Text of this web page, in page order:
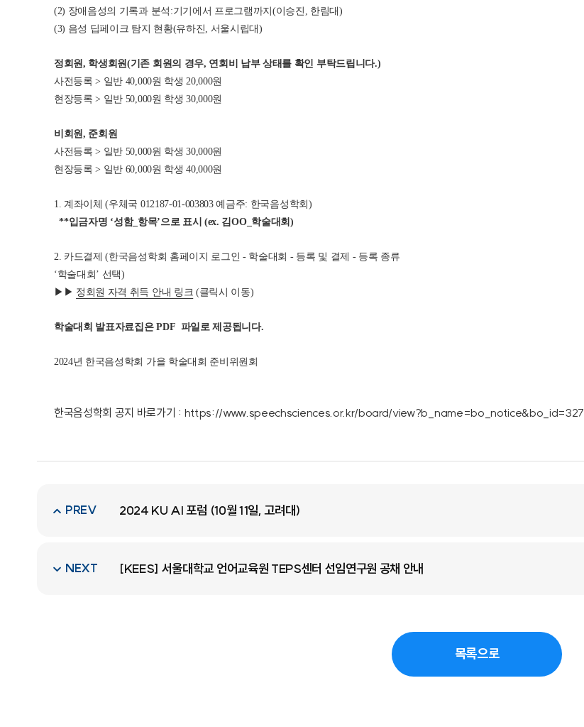
(2) 장애음성의 기록과 분석:기기에서 프로그램까지(이승진, 한림대)
(3) 음성 딥페이크 탐지 현황(유하진, 서울시립대)
정회원, 학생회원(기존 회원의 경우, 연회비 납부 상태를 확인 부탁드립니다.)
사전등록 > 일반 40,000원 학생 20,000원
현장등록 > 일반 50,000원 학생 30,000원
비회원, 준회원
사전등록 > 일반 50,000원 학생 30,000원
현장등록 > 일반 60,000원 학생 40,000원
1. 계좌이체 (우체국 012187-01-003803 예금주: 한국음성학회)
**입금자명 ‘성함_ 항목’으로 표시 (ex. 김OO_ 학술대회 )
2. 카드결제 (한국음성학회 홈페이지 로그인 - 학술대회 - 등록 및 결제 - 등록 종류
‘학술대회’ 선택)
▶▶ 정회원 자격 취득 안내 링크 (클릭시 이동)
학술대회 발표자료집은PDF 파일로 제공됩니다.
2024년 한국음성학회 가을 학술대회 준비위원회
한국음성학회 공지 바로가기 : https://www.speechsciences.or.kr/board/view?b_name=bo_notice&bo_id=327
PREV 2024 KU AI 포럼 (10월 11일, 고려대)
NEXT [KEES] 서울대학교 언어교육원 TEPS센터 선임연구원 공채 안내
목록으로